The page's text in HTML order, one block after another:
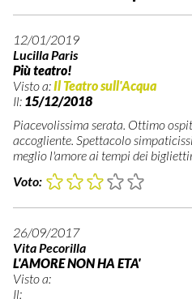
12/01/2019
Lucilla Paris
Più teatro!
Visto a:Il Teatro sull'Acqua
Il: 15/12/2018
Piacevolissima serata. Ottimo
accogliente. Spettacolo
meglio l'amore ai tempi dei
Voto:
26/09/2017
Vita Pecorilla
L'AMORE NON HA ETA'
Visto a:
Il: